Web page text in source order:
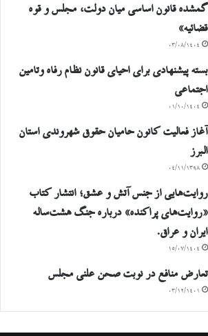
گمشده قانون اساسی میان دولت، مجلس و قوه
قضائیه»
۰۳/۰۸/۱۴۰۴
بسته پیشنهادی برای احیای قانون نظام رفاه وتامین
اجتماعی
۰۱/۱۰/۱۴۰۴
آغاز فعالیت کانون حامیان حقوق شهروندی استان
البرز
۰۴/۱۱/۱۳۹۸
روایت‌هایی از جنس آتش و عشق؛ انتشار کتاب
«روایت‌های پراکنده» درباره جنگ هشت‌ساله
ایران و عراق.
۱۵/۰۷/۱۴۰۴
تعارض منافع در نوبت صحن علنی مجلس
۰۳/۱۲/۱۴۰۱